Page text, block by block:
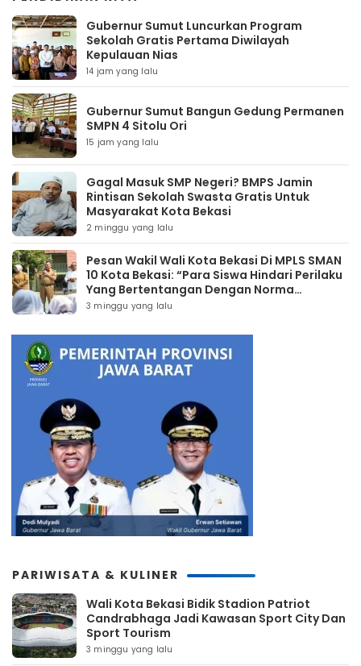
Gubernur Sumut Luncurkan Program
Sekolah Gratis Pertama Diwilayah
Kepulauan Nias
14 jam yang lalu
Gubernur Sumut Bangun Gedung Permanen
SMPN 4 Sitolu Ori
15 jam yang lalu
Gagal Masuk SMP Negeri? BMPS Jamin
Rintisan Sekolah Swasta Gratis Untuk
Masyarakat Kota Bekasi
2 minggu yang lalu
Pesan Wakil Wali Kota Bekasi Di MPLS SMAN
10 Kota Bekasi: “Para Siswa Hindari Perilaku
Yang Bertentangan Dengan Norma
Masyarakat Maupun Agama”
3 minggu yang lalu
PARIWISATA & KULINER
Wali Kota Bekasi Bidik Stadion Patriot
Candrabhaga Jadi Kawasan Sport City Dan
Sport Tourism
3 minggu yang lalu